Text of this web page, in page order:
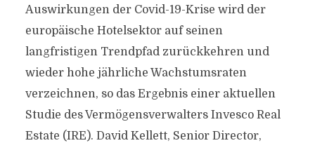
Auswirkungen der Covid-19-Krise wird der
europäische Hotelsektor auf seinen
langfristigen Trendpfad zurückkehren und
wieder hohe jährliche Wachstumsraten
verzeichnen, so das Ergebnis einer aktuellen
Studie des Vermögensverwalters Invesco Real
Estate (IRE). David Kellett, Senior Director,